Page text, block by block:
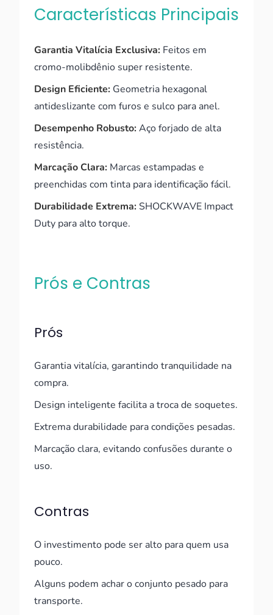
Características Principais
Garantia Vitalícia Exclusiva: Feitos em
cromo-molibdênio super resistente.
Design Eficiente: Geometria hexagonal
antideslizante com furos e sulco para anel.
Desempenho Robusto:Aço forjado de alta
resistência.
Marcação Clara: Marcas estampadas e
preenchidas com tinta para identificação fácil.
Durabilidade Extrema:SHOCKWAVE Impact
Duty para alto torque.
Prós e Contras
Prós
Garantia vitalícia, garantindo tranquilidade na
compra.
Design inteligente facilita a troca de soquetes.
Extrema durabilidade para condições pesadas.
Marcação clara, evitando confusões durante o
uso.
Contras
O investimento pode ser alto para quem usa
pouco.
Alguns podem achar o conjunto pesado para
transporte.